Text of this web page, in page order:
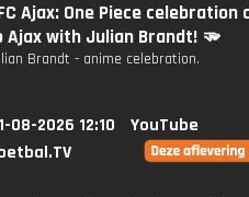
Ajax: One Piece celebration
Ajax with Julian Brandt! 🫳
Brandt - anime celebration.
08-2026 12:10
YouTube